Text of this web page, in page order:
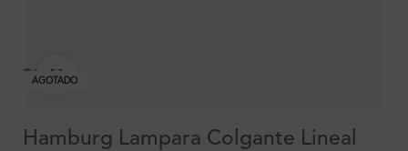
AGOTADO
Hamburg Lampara Colgante Lineal